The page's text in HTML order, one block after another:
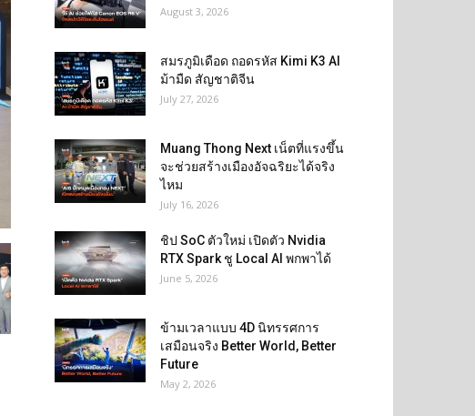
August 3, 2026
สมรภูมิเดือด ถอดรหัส Kimi K3 AI
ม้ามืด สัญชาติจีน
July 27, 2026
Muang Thong Next เน็ตที่แรงขึ้น
จะช่วยสร้างเมืองอัจฉริยะได้จริง
ไหม
July 16, 2026
ชิป SoC ตัวใหม่ เปิดตัว Nvidia
RTX Spark ชู Local AI พกพาได้
June 5, 2026
ข้ามเวลาแบบ 4D นิทรรศการ
เสมือนจริง Better World, Better
Future
May 2, 2026